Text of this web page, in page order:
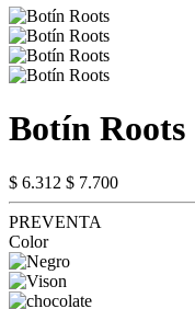
Botín Roots
$ 6.312 $ 7.700
PREVENTA
Color